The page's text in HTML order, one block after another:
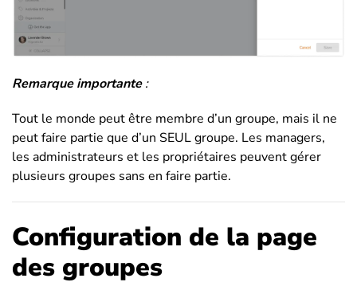
Remarque importante:
Tout le monde peut être membre d’un groupe, mais il ne
peut faire partie que d’un SEUL groupe. Les managers,
les administrateurs et les propriétaires peuvent gérer
plusieurs groupes sans en faire partie.
Configuration de la page
des groupes